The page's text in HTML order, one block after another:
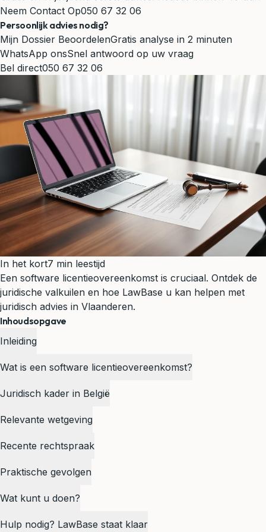
Neem Contact Op050 67 32 06
Persoonlijk advies nodig?
Mijn Dossier BeoordelenGratis analyse in 2 minuten
WhatsApp onsSnel antwoord op uw vraag
Bel direct050 67 32 06
In het kort7 min leestijd
Een software licentieovereenkomst is cruciaal. Ontdek de
juridische valkuilen en hoe LawBase u kan helpen met
juridisch advies in Vlaanderen.
Inhoudsopgave
Inleiding
Wat is een software licentieovereenkomst?
Juridisch kader in België
Relevante wetgeving
Recente rechtspraak
Praktische gevolgen
Wat kunt u doen?
Hulp nodig? LawBase staat klaar